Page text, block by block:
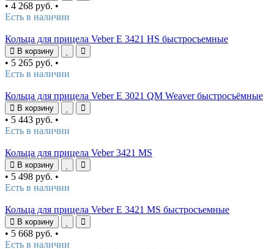
• 4 268 руб. •
Есть в наличии
Кольца для прицела Veber E 3421 HS быстросъемные
В корзину
• 5 265 руб. •
Есть в наличии
Кольца для прицела Veber E 3021 QM Weaver быстросъёмные
В корзину
• 5 443 руб. •
Есть в наличии
Кольца для прицела Veber 3421 MS
В корзину
• 5 498 руб. •
Есть в наличии
Кольца для прицела Veber E 3421 MS быстросъемные
В корзину
• 5 668 руб. •
Есть в наличии